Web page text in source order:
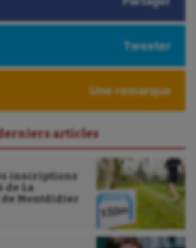
Tweeter
Une remarque
articles
inscriptions
de La
de Montdidier